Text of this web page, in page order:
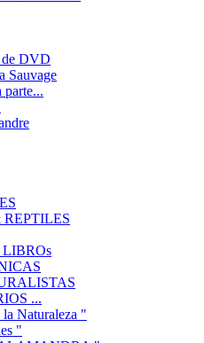
de DVD
Sauvage
LIBROs
...
Naturaleza "
"